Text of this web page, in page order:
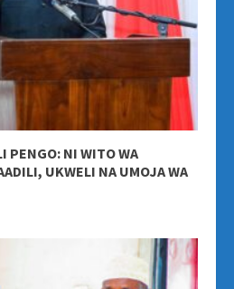
PENGO: NI WITO WA
UKWELI NA UMOJA WA